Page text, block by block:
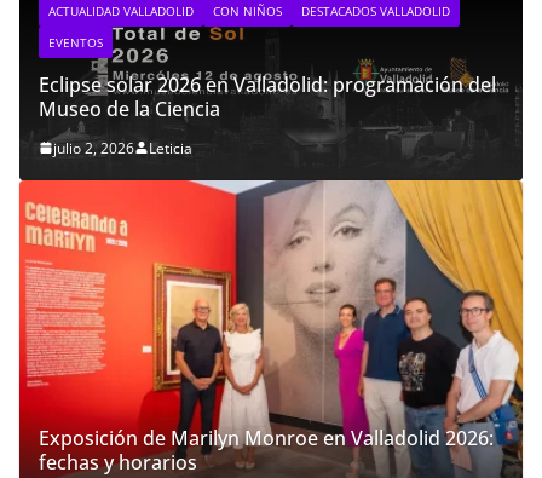
ACTUALIDAD VALLADOLID CON NIÑOS
DESTACADOS VALLADOLID
EVENTOS
Eclipse solar 2026 en Valladolid: programación del
Museo de la Ciencia
julio 2, 2026 Leticia
Exposición de Marilyn Monroe en Valladolid 2026:
fechas y horarios